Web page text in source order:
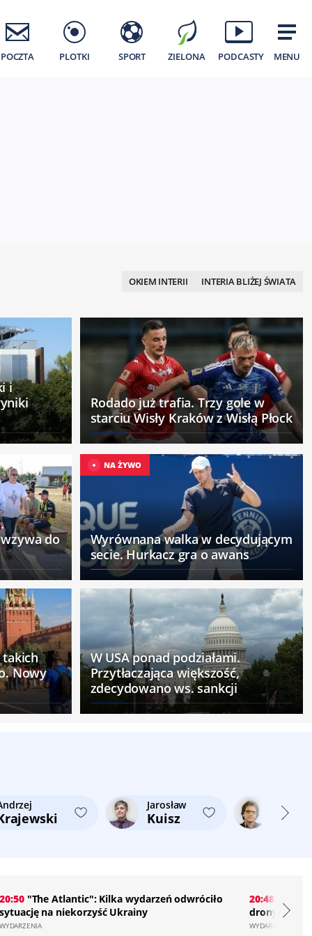
POCZTA PLOTKI SPORT ZIELONA PODCASTY MENU
OKIEM INTERII INTERIA BLIŻEJ ŚWIATA
i
Rodado już trafia. Trzy gole w
starciu Wisły Kraków z Wisłą Płock
do
NA ŻYWO
Wyrównana walka w decydującym
secie. Hurkacz gra o awans
takich
Nowy
W USA ponad podziałami.
Przytłaczająca większość,
zdecydowano ws. sankcji
Jarosław
Kuisz
Cezary
20:50"The Atlantic": Kilka wydarzeń odwróciło
sytuację na niekorzyść Ukrainy
WYDARZENIA
20:48
drony nad
WYDARZENIA